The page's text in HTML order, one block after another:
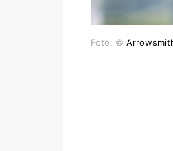
Foto: ©